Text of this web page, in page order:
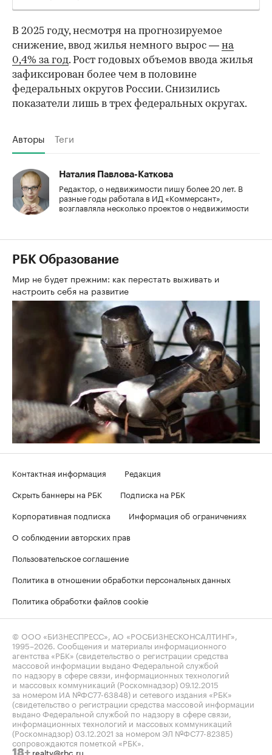
В 2025 году, несмотря на прогнозируемое
снижение, ввод жилья немного вырос — на
0,4% за год. Рост годовых объемов ввода жилья
зафиксирован более чем в половине
федеральных округов России. Снизились
показатели лишь в трех федеральных округах.
Авторы Теги
Наталия Павлова-Каткова
Редактор, о недвижимости пишу более 20 лет. В
разные годы работала в ИД «Коммерсант»,
возглавляла несколько проектов о недвижимости
РБК Образование
Мир не будет прежним: как перестать выживать и
настроить себя на развитие
Контактная информация
Редакция
Скрыть баннеры на РБК
Подписка на РБК
Корпоративная подписка
Информация об ограничениях
О соблюдении авторских прав
Пользовательское соглашение
Политика в отношении обработки персональных данных
Политика обработки файлов cookie
© ООО «БИЗНЕСПРЕСС», АО «РОСБИЗНЕСКОНСАЛТИНГ»,
1995–2026 . Сообщения и материалы информационного
агентства «РБК» (свидетельство о регистрации средства
массовой информации выдано Федеральной службой
по надзору в сфере связи, информационных технологий
и массовых коммуникаций (Роскомнадзор) 09.12.2015
за номером ИА №ФС77-63848) и сетевого издания «РБК»
(свидетельство о регистрации средства массовой информации
выдано Федеральной службой по надзору в сфере связи,
информационных технологий и массовых коммуникаций
(Роскомнадзор) 03.12.2021 за номером ЭЛ №ФС77-82385)
сопровождаются пометкой «РБК».
18+ realty@rbc.ru